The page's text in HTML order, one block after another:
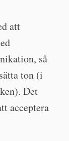
att
så
ton (i
Det
acceptera